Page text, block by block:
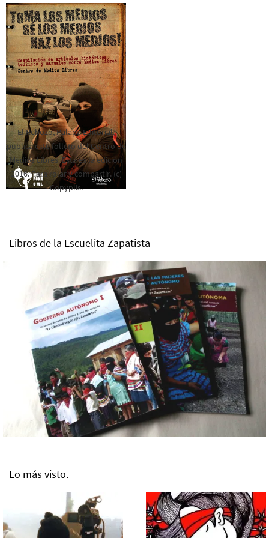
El Rebozo, Palapa Editorial,
publica este folleto del Centro de
Medios Libres. Esta es la edición
2016. Para rolar y compartir. (c)
Copyplis.
Libros de la Escuelita Zapatista
Lo más visto.